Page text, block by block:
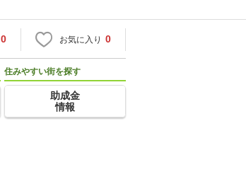
0 お気に入り 0
住みやすい街を探す
助成金
情報